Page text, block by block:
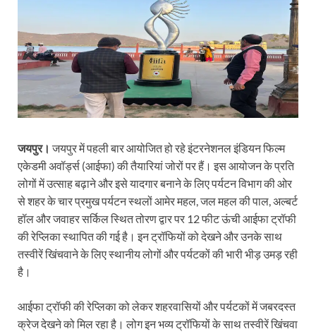
जयपुर। जयपुर में पहली बार आयोजित हो रहे इंटरनेशनल इंडियन फिल्म
एकेडमी अवॉर्ड्स (आईफा) की तैयारियां जोरों पर हैं। इस आयोजन के प्रति
लोगों में उत्साह बढ़ाने और इसे यादगार बनाने के लिए पर्यटन विभाग की ओर
से शहर के चार प्रमुख पर्यटन स्थलों आमेर महल, जल महल की पाल, अल्बर्ट
हॉल और जवाहर सर्किल स्थित तोरण द्वार पर 12 फीट ऊंची आईफा ट्रॉफी
की रेप्लिका स्थापित की गई है। इन ट्रॉफियों को देखने और उनके साथ
तस्वीरें खिंचवाने के लिए स्थानीय लोगों और पर्यटकों की भारी भीड़ उमड़ रही
है।
आईफा ट्रॉफी की रेप्लिका को लेकर शहरवासियों और पर्यटकों में जबरदस्त
क्रेज देखने को मिल रहा है। लोग इन भव्य ट्रॉफियों के साथ तस्वीरें खिंचवा